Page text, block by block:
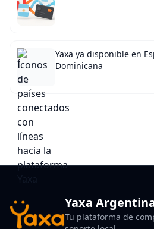
Yaxa ya disponible en
Dominicana
Yaxa
Tu plataforma de